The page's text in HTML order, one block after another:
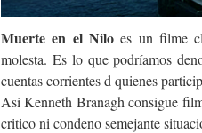
Muerte en el Niloes un filme
molesta. Es lo que podríamos
cuentas corrientes d quienes
Así Kenneth Branagh consigue
critico ni condeno semejante